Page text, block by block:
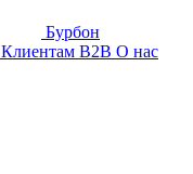
Бурбон
Клиентам B2B О нас